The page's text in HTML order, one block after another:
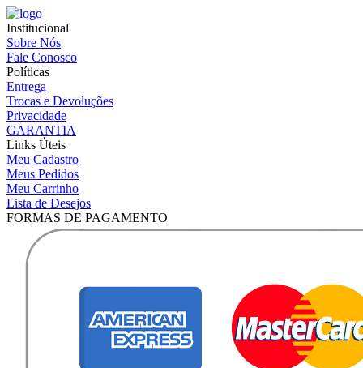
Institucional
Sobre Nós
Fale Conosco
Políticas
Entrega
Trocas e Devoluções
Privacidade
GARANTIA
Links Úteis
Meu Cadastro
Meus Pedidos
Meu Carrinho
Lista de Desejos
FORMAS DE PAGAMENTO